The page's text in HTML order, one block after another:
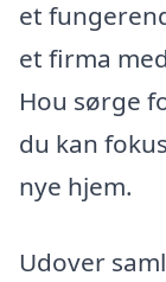
et
et firma
Hou sørge
du kan
nye hjem.
Udover